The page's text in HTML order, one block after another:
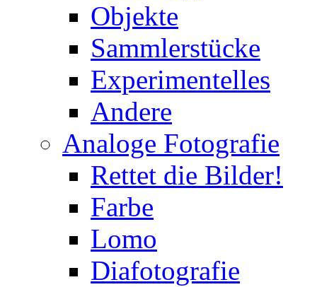
Objekte
Sammlerstücke
Experimentelles
Andere
Analoge Fotografie
Rettet die Bilder!
Farbe
Lomo
Diafotografie